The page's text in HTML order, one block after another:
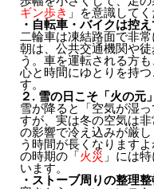
ギン歩き 」を意識してく
・自転車・バイクは控え
二輪車は凍結路面で非
朝は、公共交通機関や
う。車を運転される方も
心と時間にゆとりを持
す。
２. 雪の日こそ「火の元
雪が降ると「空気が湿
すが、実は冬の空気は
の影響で冷え込みが厳
う時間が長くなります
の時期の「火災 」には
います。
・ストーブ周りの整理